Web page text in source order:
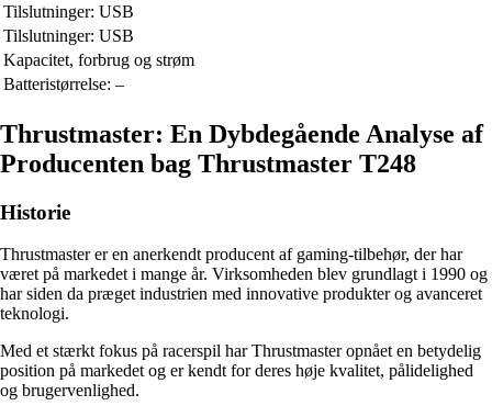
Tilslutninger: USB
Tilslutninger: USB
Kapacitet, forbrug og strøm
Batteristørrelse: –
Thrustmaster: En Dybdegående Analyse af
Producenten bag Thrustmaster T248
Historie
Thrustmaster er en anerkendt producent af gaming-tilbehør, der har
været på markedet i mange år. Virksomheden blev grundlagt i 1990 og
har siden da præget industrien med innovative produkter og avanceret
teknologi.
Med et stærkt fokus på racerspil har Thrustmaster opnået en betydelig
position på markedet og er kendt for deres høje kvalitet, pålidelighed
og brugervenlighed.